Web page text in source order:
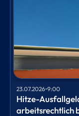
23.07.2026•9:00
Hitze-
arbeitsrechtlich